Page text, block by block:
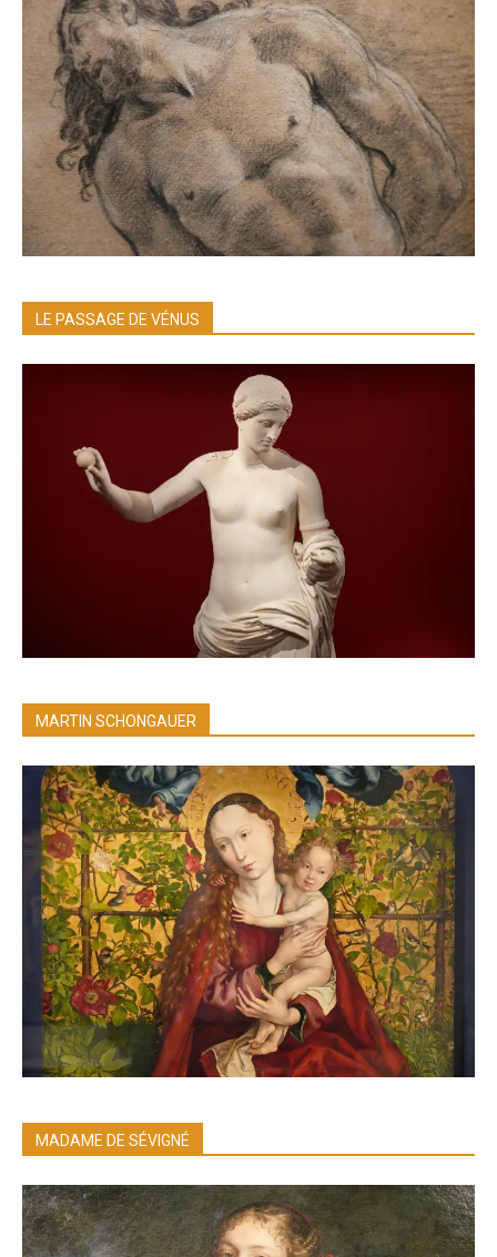
LE PASSAGE DE VÉNUS
MARTIN SCHONGAUER
MADAME DE SÉVIGNÉ